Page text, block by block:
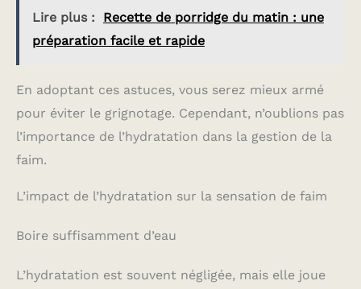
Lire plus :
Recette de porridge du matin : une
préparation facile et rapide
En adoptant ces astuces, vous serez mieux armé
pour éviter le grignotage. Cependant, n’oublions pas
l’importance de l’hydratation dans la gestion de la
faim.
L’impact de l’hydratation sur la sensation de faim
Boire suffisamment d’eau
L’hydratation est souvent négligée, mais elle joue